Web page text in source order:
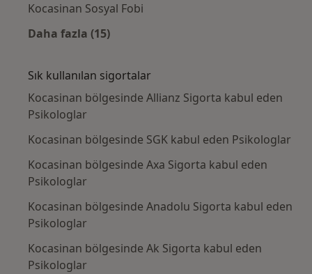
Kocasinan Sosyal Fobi
Daha fazla (15)
Sık kullanılan sigortalar
Kocasinan bölgesinde Allianz Sigorta kabul eden
Psikologlar
Kocasinan bölgesinde SGK kabul eden Psikologlar
Kocasinan bölgesinde Axa Sigorta kabul eden
Psikologlar
Kocasinan bölgesinde Anadolu Sigorta kabul eden
Psikologlar
Kocasinan bölgesinde Ak Sigorta kabul eden
Psikologlar